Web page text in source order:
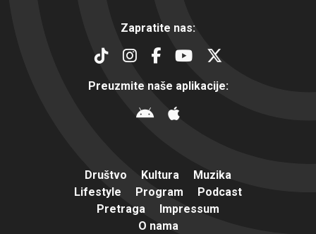
Zapratite nas:
Preuzmite naše aplikacije:
Društvo Kultura
Muzika
Lifestyle
Program
Podcast
Pretraga
Impressum
O nama